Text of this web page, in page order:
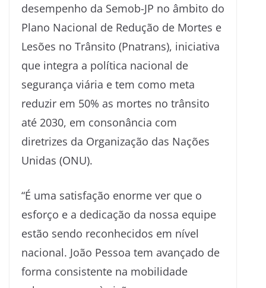
desempenho da Semob-JP no âmbito do
Plano Nacional de Redução de Mortes e
Lesões no Trânsito (Pnatrans), iniciativa
que integra a política nacional de
segurança viária e tem como meta
reduzir em 50% as mortes no trânsito
até 2030, em consonância com
diretrizes da Organização das Nações
Unidas (ONU).
“É uma satisfação enorme ver que o
esforço e a dedicação da nossa equipe
estão sendo reconhecidos em nível
nacional. João Pessoa tem avançado de
forma consistente na mobilidade